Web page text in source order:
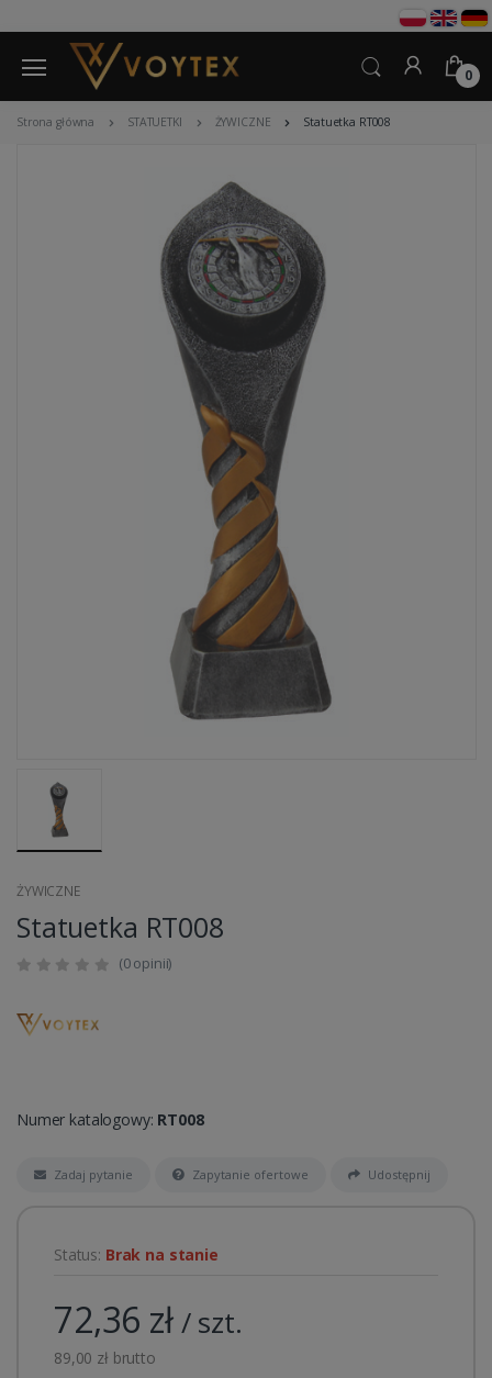
0
Strona główna STATUETKI ŻYWICZNE Statuetka RT008
ŻYWICZNE
Statuetka RT008
(0 opinii)
Numer katalogowy: RT008
Zadaj pytanie Zapytanie ofertowe Udostępnij
Status: Brak na stanie
72,36 zł/ szt.
89,00 zł brutto